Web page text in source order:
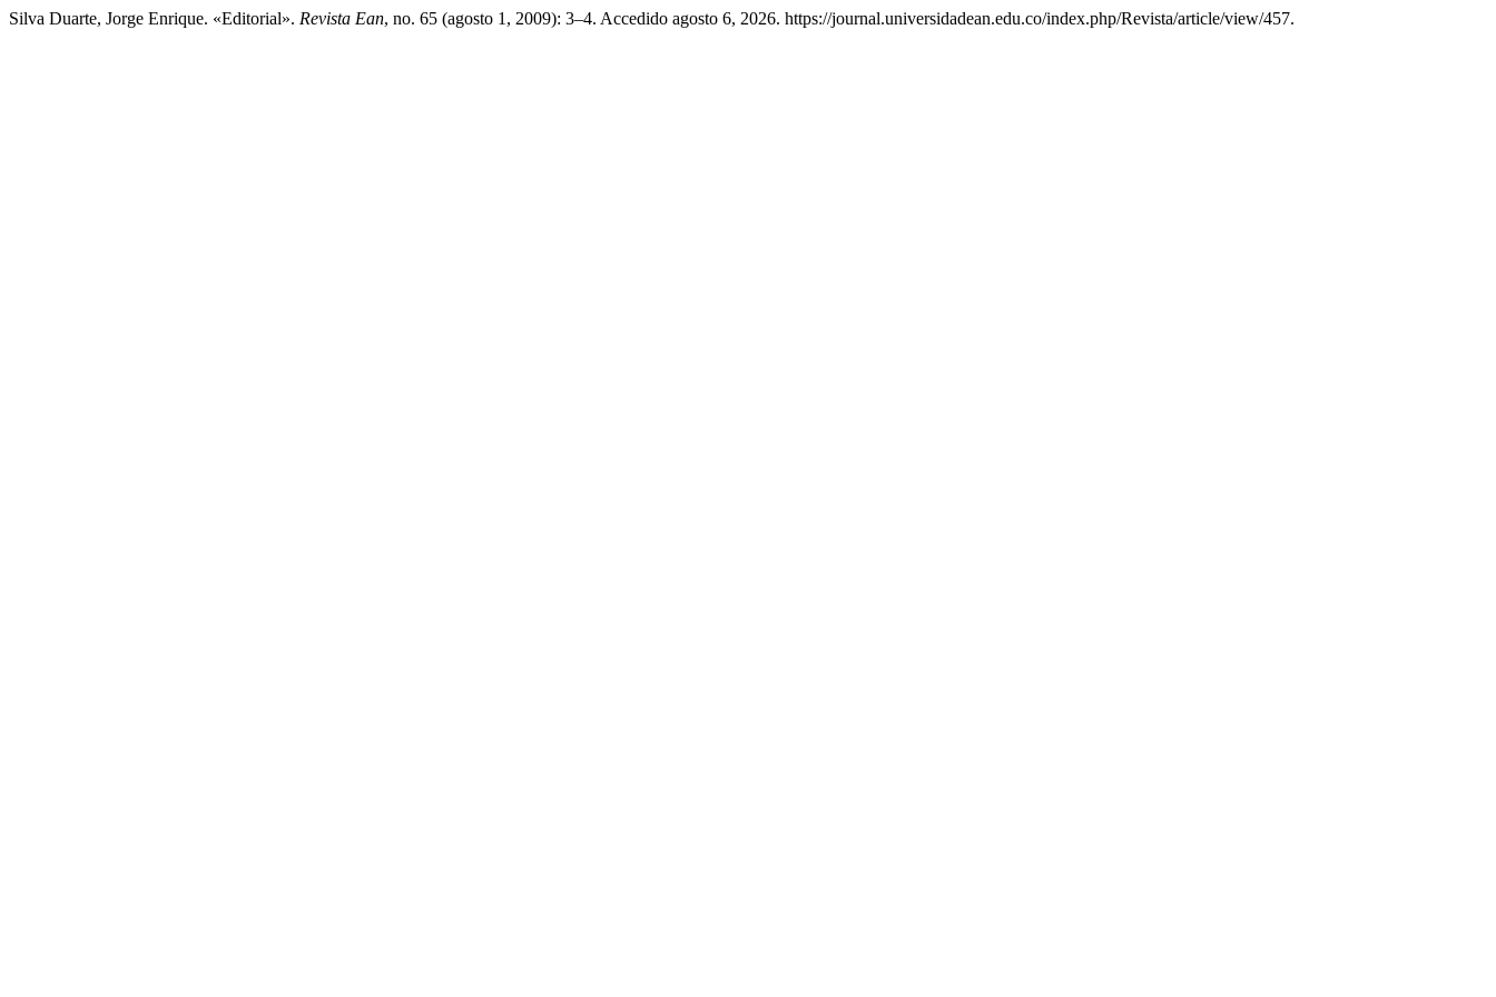
Silva Duarte, Jorge Enrique. «Editorial». Revista Ean, no. 65 (agosto 1, 2009): 3–4. Accedido agosto 6, 2026. https://journal.universidadean.edu.co/index.php/Revista/article/view/457.